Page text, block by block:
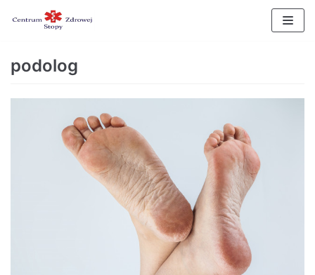
Skocz
podolog